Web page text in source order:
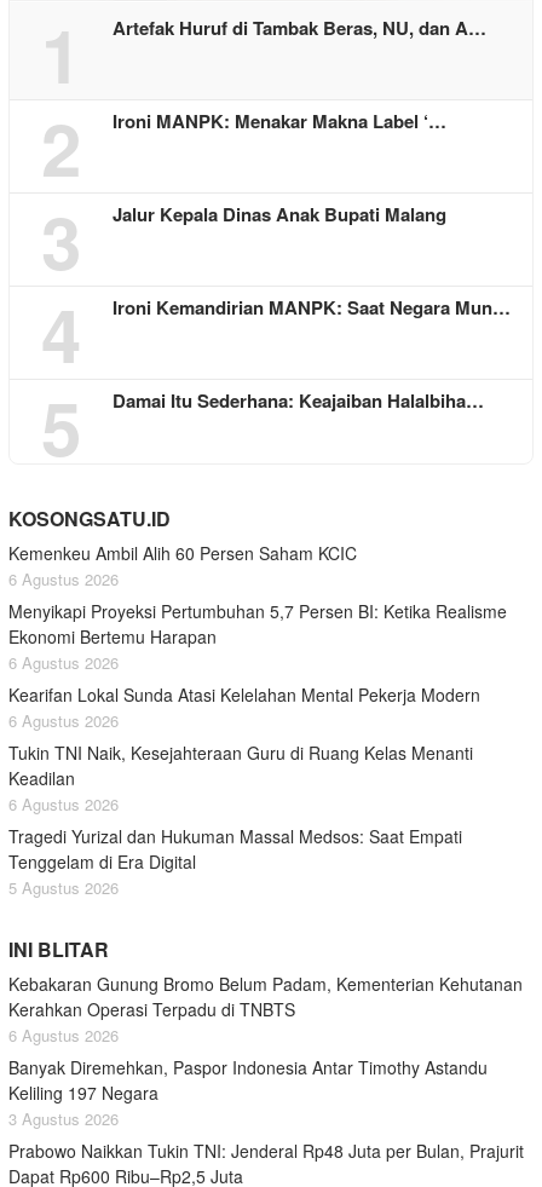
1 Artefak Huruf di Tambak Beras, NU, dan A…
2 Ironi MANPK: Menakar Makna Label ‘…
3 Jalur Kepala Dinas Anak Bupati Malang
4 Ironi Kemandirian MANPK: Saat Negara Mun…
5 Damai Itu Sederhana: Keajaiban Halalbiha…
KOSONGSATU.ID
Kemenkeu Ambil Alih 60 Persen Saham KCIC
6 Agustus 2026
Menyikapi Proyeksi Pertumbuhan 5,7 Persen BI: Ketika Realisme
Ekonomi Bertemu Harapan
6 Agustus 2026
Kearifan Lokal Sunda Atasi Kelelahan Mental Pekerja Modern
6 Agustus 2026
Tukin TNI Naik, Kesejahteraan Guru di Ruang Kelas Menanti
Keadilan
6 Agustus 2026
Tragedi Yurizal dan Hukuman Massal Medsos: Saat Empati
Tenggelam di Era Digital
5 Agustus 2026
INI BLITAR
Kebakaran Gunung Bromo Belum Padam, Kementerian Kehutanan
Kerahkan Operasi Terpadu di TNBTS
6 Agustus 2026
Banyak Diremehkan, Paspor Indonesia Antar Timothy Astandu
Keliling 197 Negara
3 Agustus 2026
Prabowo Naikkan Tukin TNI: Jenderal Rp48 Juta per Bulan, Prajurit
Dapat Rp600 Ribu–Rp2,5 Juta